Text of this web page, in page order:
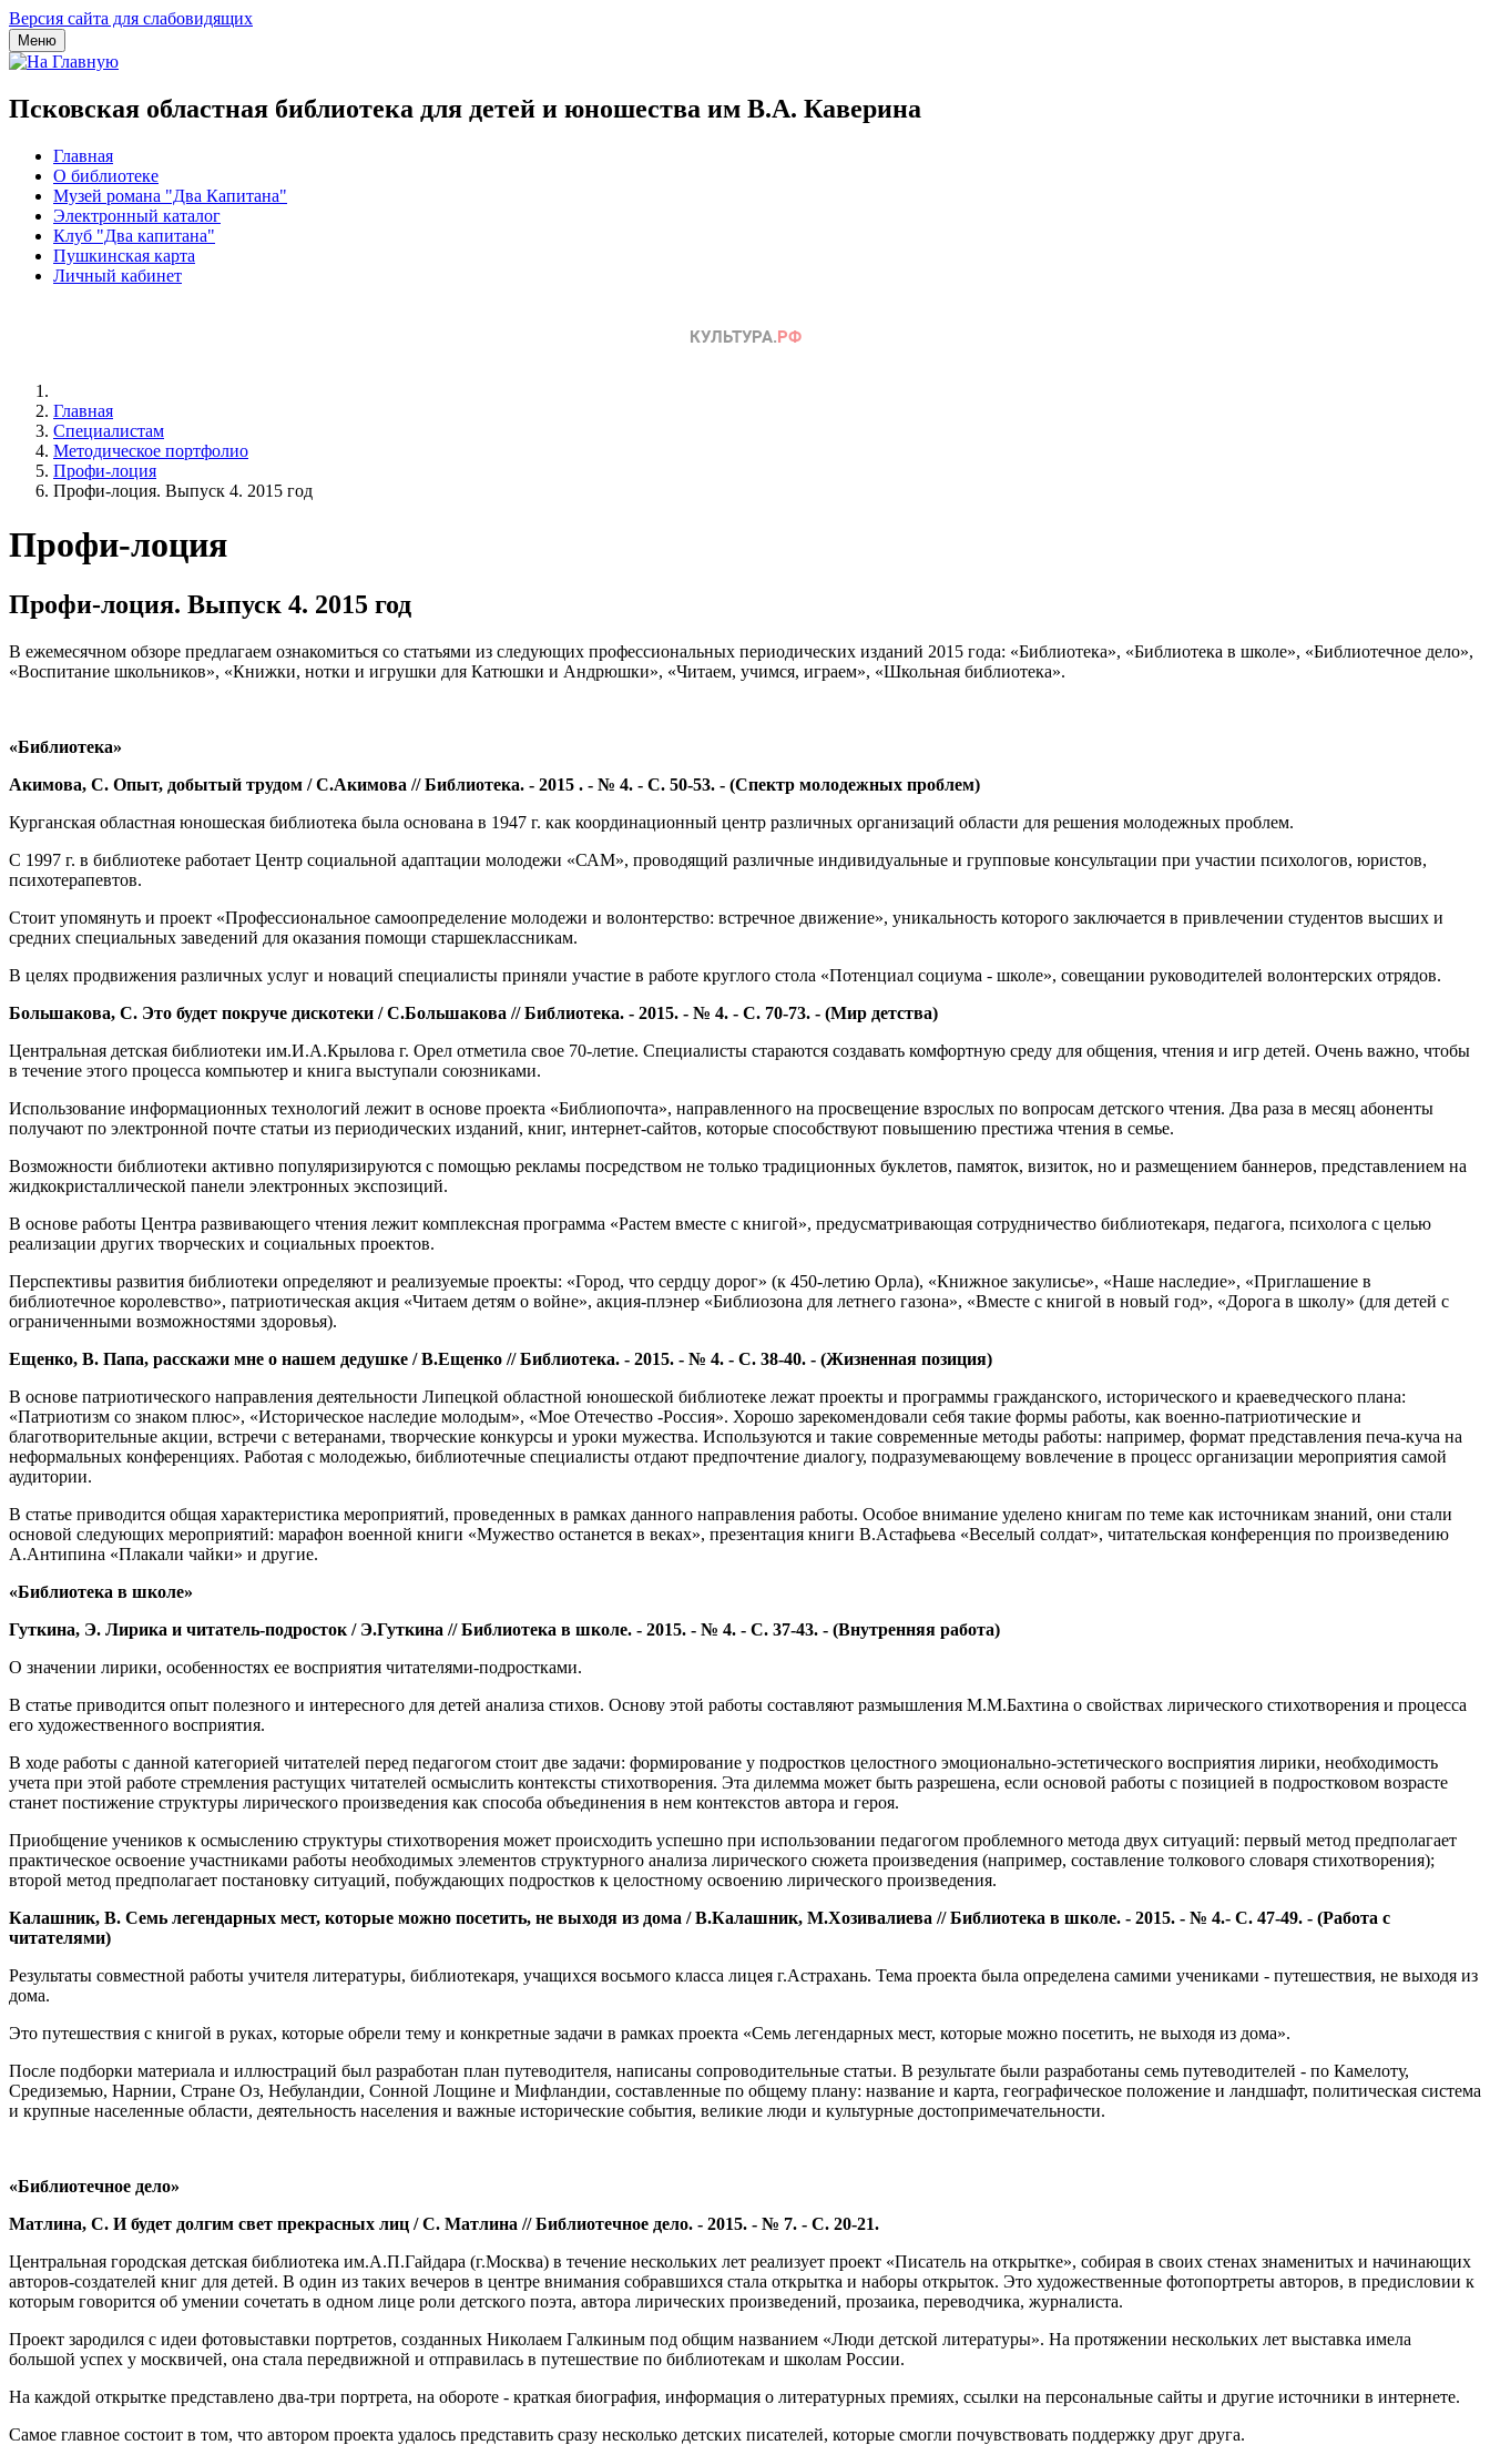
Версия сайта для слабовидящих
Меню
Псковская областная библиотека для детей и юношества им В.А. Каверина
Главная
О библиотеке
Музей романа "Два Капитана"
Электронный каталог
Клуб "Два капитана"
Пушкинская карта
Личный кабинет
Главная
Специалистам
Методическое портфолио
Профи-лоция
Профи-лоция. Выпуск 4. 2015 год
Профи-лоция
Профи-лоция. Выпуск 4. 2015 год
В ежемесячном обзоре предлагаем ознакомиться со статьями из следующих профессиональных периодических изданий 2015 года: «Библиотека», «Библиотека в школе», «Библиотечное дело»,
«Воспитание школьников», «Книжки, нотки и игрушки для Катюшки и Андрюшки», «Читаем, учимся, играем», «Школьная библиотека».
«Библиотека»
Акимова, С. Опыт, добытый трудом / С.Акимова // Библиотека. - 2015 . - № 4. - С. 50-53. - (Спектр молодежных проблем)
Курганская областная юношеская библиотека была основана в 1947 г. как координационный центр различных организаций области для решения молодежных проблем.
С 1997 г. в библиотеке работает Центр социальной адаптации молодежи «САМ», проводящий различные индивидуальные и групповые консультации при участии психологов, юристов,
психотерапевтов.
Стоит упомянуть и проект «Профессиональное самоопределение молодежи и волонтерство: встречное движение», уникальность которого заключается в привлечении студентов высших и
средних специальных заведений для оказания помощи старшеклассникам.
В целях продвижения различных услуг и новаций специалисты приняли участие в работе круглого стола «Потенциал социума - школе», совещании руководителей волонтерских отрядов.
Большакова, С. Это будет покруче дискотеки / С.Большакова // Библиотека. - 2015. - № 4. - С. 70-73. - (Мир детства)
Центральная детская библиотеки им.И.А.Крылова г. Орел отметила свое 70-летие. Специалисты стараются создавать комфортную среду для общения, чтения и игр детей. Очень важно, чтобы
в течение этого процесса компьютер и книга выступали союзниками.
Использование информационных технологий лежит в основе проекта «Библиопочта», направленного на просвещение взрослых по вопросам детского чтения. Два раза в месяц абоненты
получают по электронной почте статьи из периодических изданий, книг, интернет-сайтов, которые способствуют повышению престижа чтения в семье.
Возможности библиотеки активно популяризируются с помощью рекламы посредством не только традиционных буклетов, памяток, визиток, но и размещением баннеров, представлением на
жидкокристаллической панели электронных экспозиций.
В основе работы Центра развивающего чтения лежит комплексная программа «Растем вместе с книгой», предусматривающая сотрудничество библиотекаря, педагога, психолога с целью
реализации других творческих и социальных проектов.
Перспективы развития библиотеки определяют и реализуемые проекты: «Город, что сердцу дорог» (к 450-летию Орла), «Книжное закулисье», «Наше наследие», «Приглашение в
библиотечное королевство», патриотическая акция «Читаем детям о войне», акция-плэнер «Библиозона для летнего газона», «Вместе с книгой в новый год», «Дорога в школу» (для детей с
ограниченными возможностями здоровья).
Ещенко, В. Папа, расскажи мне о нашем дедушке / В.Ещенко // Библиотека. - 2015. - № 4. - С. 38-40. - (Жизненная позиция)
В основе патриотического направления деятельности Липецкой областной юношеской библиотеке лежат проекты и программы гражданского, исторического и краеведческого плана:
«Патриотизм со знаком плюс», «Историческое наследие молодым», «Мое Отечество -Россия». Хорошо зарекомендовали себя такие формы работы, как военно-патриотические и
благотворительные акции, встречи с ветеранами, творческие конкурсы и уроки мужества. Используются и такие современные методы работы: например, формат представления печа-куча на
неформальных конференциях. Работая с молодежью, библиотечные специалисты отдают предпочтение диалогу, подразумевающему вовлечение в процесс организации мероприятия самой
аудитории.
В статье приводится общая характеристика мероприятий, проведенных в рамках данного направления работы. Особое внимание уделено книгам по теме как источникам знаний, они стали
основой следующих мероприятий: марафон военной книги «Мужество останется в веках», презентация книги В.Астафьева «Веселый солдат», читательская конференция по произведению
А.Антипина «Плакали чайки» и другие.
«Библиотека в школе»
Гуткина, Э. Лирика и читатель-подросток / Э.Гуткина // Библиотека в школе. - 2015. - № 4. - С. 37-43. - (Внутренняя работа)
О значении лирики, особенностях ее восприятия читателями-подростками.
В статье приводится опыт полезного и интересного для детей анализа стихов. Основу этой работы составляют размышления М.М.Бахтина о свойствах лирического стихотворения и процесса
его художественного восприятия.
В ходе работы с данной категорией читателей перед педагогом стоит две задачи: формирование у подростков целостного эмоционально-эстетического восприятия лирики, необходимость
учета при этой работе стремления растущих читателей осмыслить контексты стихотворения. Эта дилемма может быть разрешена, если основой работы с позицией в подростковом возрасте
станет постижение структуры лирического произведения как способа объединения в нем контекстов автора и героя.
Приобщение учеников к осмыслению структуры стихотворения может происходить успешно при использовании педагогом проблемного метода двух ситуаций: первый метод предполагает
практическое освоение участниками работы необходимых элементов структурного анализа лирического сюжета произведения (например, составление толкового словаря стихотворения);
второй метод предполагает постановку ситуаций, побуждающих подростков к целостному освоению лирического произведения.
Калашник, В. Семь легендарных мест, которые можно посетить, не выходя из дома / В.Калашник, М.Хозивалиева // Библиотека в школе. - 2015. - № 4.- С. 47-49. - (Работа с
читателями)
Результаты совместной работы учителя литературы, библиотекаря, учащихся восьмого класса лицея г.Астрахань. Тема проекта была определена самими учениками - путешествия, не выходя из
дома.
Это путешествия с книгой в руках, которые обрели тему и конкретные задачи в рамках проекта «Семь легендарных мест, которые можно посетить, не выходя из дома».
После подборки материала и иллюстраций был разработан план путеводителя, написаны сопроводительные статьи. В результате были разработаны семь путеводителей - по Камелоту,
Средиземью, Нарнии, Стране Оз, Небуландии, Сонной Лощине и Мифландии, составленные по общему плану: название и карта, географическое положение и ландшафт, политическая система
и крупные населенные области, деятельность населения и важные исторические события, великие люди и культурные достопримечательности.
«Библиотечное дело»
Матлина, С. И будет долгим свет прекрасных лиц / С. Матлина // Библиотечное дело. - 2015. - № 7. - С. 20-21.
Центральная городская детская библиотека им.А.П.Гайдара (г.Москва) в течение нескольких лет реализует проект «Писатель на открытке», собирая в своих стенах знаменитых и начинающих
авторов-создателей книг для детей. В один из таких вечеров в центре внимания собравшихся стала открытка и наборы открыток. Это художественные фотопортреты авторов, в предисловии к
которым говорится об умении сочетать в одном лице роли детского поэта, автора лирических произведений, прозаика, переводчика, журналиста.
Проект зародился с идеи фотовыставки портретов, созданных Николаем Галкиным под общим названием «Люди детской литературы». На протяжении нескольких лет выставка имела
большой успех у москвичей, она стала передвижной и отправилась в путешествие по библиотекам и школам России.
На каждой открытке представлено два-три портрета, на обороте - краткая биография, информация о литературных премиях, ссылки на персональные сайты и другие источники в интернете.
Самое главное состоит в том, что автором проекта удалось представить сразу несколько детских писателей, которые смогли почувствовать поддержку друг друга.